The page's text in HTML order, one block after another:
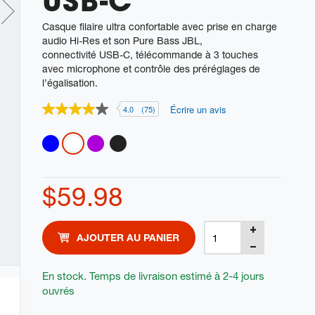
Casque filaire ultra confortable avec prise en charge
audio Hi-Res et son Pure Bass JBL,
connectivité USB-C, télécommande à 3 touches
avec microphone et contrôle des préréglages de
l’égalisation.
4.0
sur
5
note
moyenne.
75
Reviews.
Lien
la
même
page.
4.0 (75) Écrire un avis
Variations
$59.98
Product
Actions
Add
to
cart
options
AJOUTER AU PANIER
En stock. Temps de livraison estimé à 2-4 jours
ouvrés